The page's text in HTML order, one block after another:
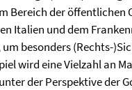
Bereich der öffentlichen
Italien und dem
besonders (Rechts-
wird eine Vielzahl an
der Perspektive der